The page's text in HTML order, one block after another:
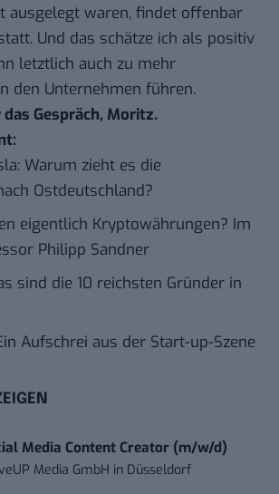
ausgelegt waren, findet offenbar
Und das schätze ich als positiv
letztlich auch zu mehr
den Unternehmen führen.
Gespräch, Moritz.
Warum zieht es die
Ostdeutschland?
eigentlich Kryptowährungen? Im
Philipp Sandner
sind die 10 reichsten Gründer in
Aufschrei aus der Start-up-Szene
Media Content Creator (m/w/d)
Media GmbH in Düsseldorf